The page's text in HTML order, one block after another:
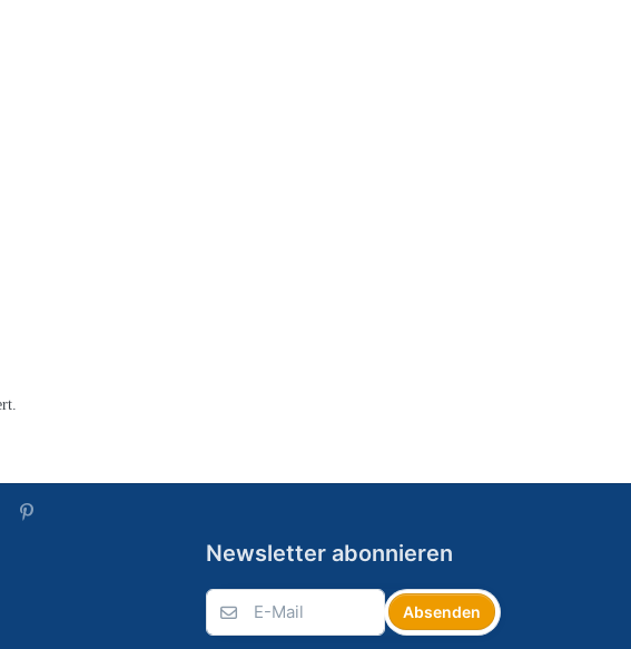
Newsletter abonnieren
Absenden